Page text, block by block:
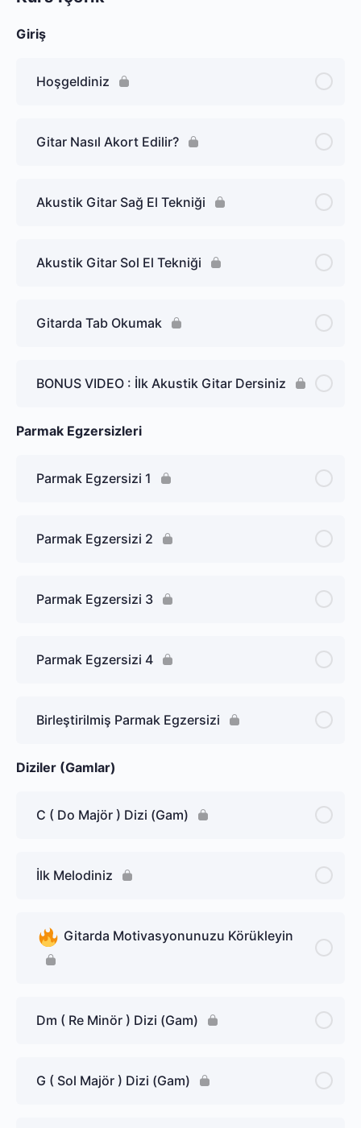
Giriş
Hoşgeldiniz
Gitar Nasıl Akort Edilir?
Akustik Gitar Sağ El Tekniği
Akustik Gitar Sol El Tekniği
Gitarda Tab Okumak
BONUS VIDEO : İlk Akustik Gitar Dersiniz
Parmak Egzersizleri
Parmak Egzersizi 1
Parmak Egzersizi 2
Parmak Egzersizi 3
Parmak Egzersizi 4
Birleştirilmiş Parmak Egzersizi
Diziler (Gamlar)
C ( Do Majör ) Dizi (Gam)
İlk Melodiniz
Gitarda Motivasyonunuzu Körükleyin
Dm ( Re Minör ) Dizi (Gam)
G ( Sol Majör ) Dizi (Gam)